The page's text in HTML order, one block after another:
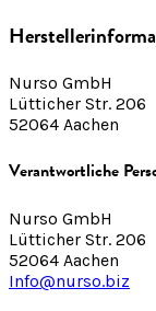
Nurso GmbH
Lütticher Str. 206
52064 Aachen
Verantwortliche
Nurso GmbH
Lütticher Str. 206
52064 Aachen
Info@nurso.biz